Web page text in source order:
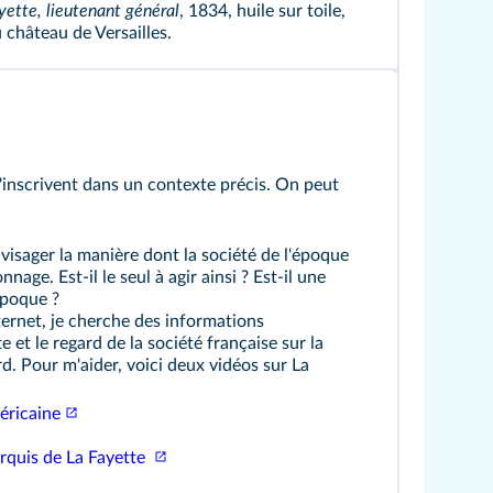
lieutenant général, 1834, huile sur toile,
de Versailles.
dans un contexte précis. On peut
la manière dont la société de l'époque
Est-il le seul à agir ainsi ? Est-il une
?
je cherche des informations
et le regard de la société française sur la
Pour m'aider, voici deux vidéos sur La
de La Fayette